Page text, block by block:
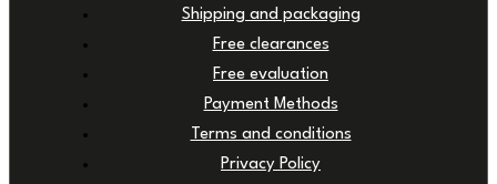
Shipping and packaging
Free clearances
Free evaluation
Payment Methods
Terms and conditions
Privacy Policy